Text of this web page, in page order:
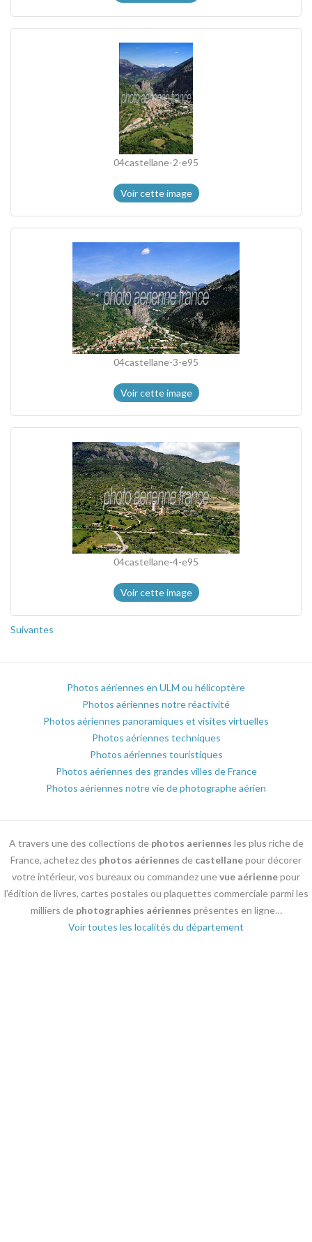
04castellane-2-e95
Voir cette image
04castellane-3-e95
Voir cette image
04castellane-4-e95
Voir cette image
Suivantes
Photos aériennes en ULM ou hélicoptère
Photos aériennes notre réactivité
Photos aériennes panoramiques et visites virtuelles
Photos aériennes techniques
Photos aériennes touristiques
Photos aériennes des grandes villes de France
Photos aériennes notre vie de photographe aérien
A travers une des collections de photos aeriennes les plus riche de
France, achetez des photos aériennes de castellanepour décorer
votre intérieur, vos bureaux ou commandez unevue aériennepour
l’édition de livres, cartes postales ou plaquettes commerciale parmi les
milliers de photographies aériennes présentes en ligne…
Voir toutes les localités du département